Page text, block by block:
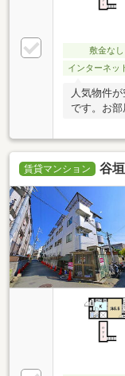
敷金なし
インターネッ
人気物件
です。お
賃貸マンション 谷